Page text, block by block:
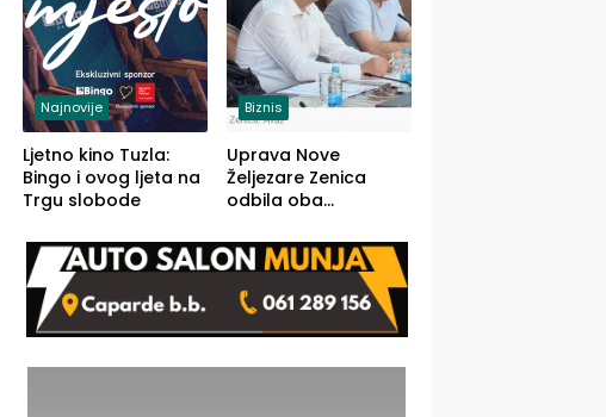
Najnovije
Ljetno kino Tuzla:
Bingo i ovog ljeta na
Trgu slobode
Biznis
Uprava Nove
Željezare Zenica
odbila oba
FBiH: Ustrajni da je
stečaj jedino rješenje